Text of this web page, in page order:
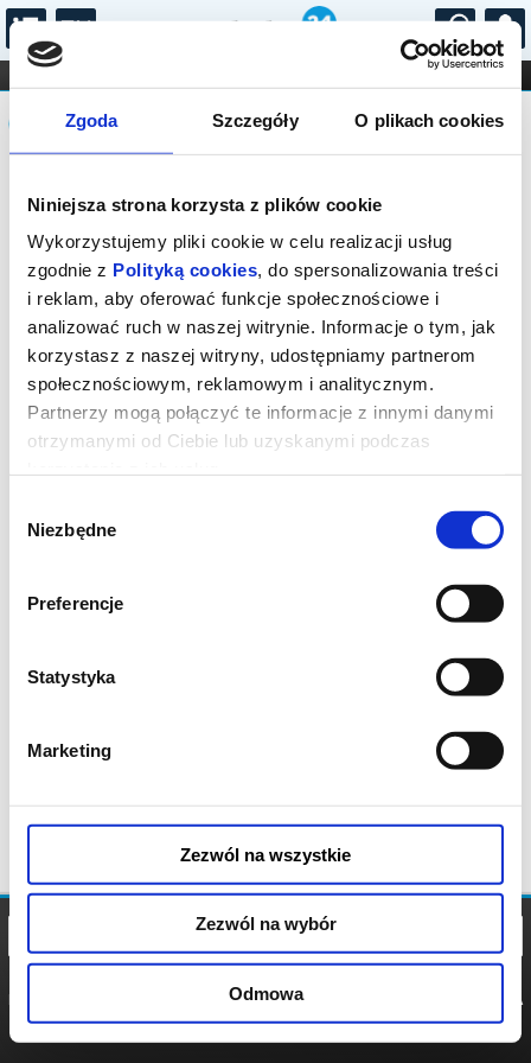
Zgoda Szczegóły O plikach cookies
Niniejsza strona korzysta z plików cookie
Wykorzystujemy pliki cookie w celu realizacji usług
zgodnie z Polityką cookies, do spersonalizowania treści
i reklam, aby oferować funkcje społecznościowe i
analizować ruch w naszej witrynie. Informacje o tym, jak
korzystasz z naszej witryny, udostępniamy partnerom
społecznościowym, reklamowym i analitycznym.
Partnerzy mogą połączyć te informacje z innymi danymi
otrzymanymi od Ciebie lub uzyskanymi podczas
zgody
Niezbędne
Preferencje
Statystyka
Marketing
Zezwól na wszystkie
Zezwól na wybór
Odmowa
...
FILHARMONIA OPERA I BALET
STAND-UP
DLA DZIECI
Komunikat
Sprzedaż biletów on-line na wydarzenie
została zakończona.
POLITYKA
POLITYKA